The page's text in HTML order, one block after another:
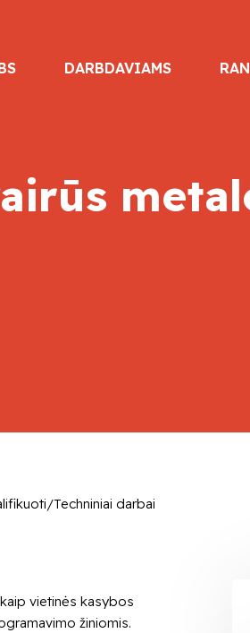
DARBDAVIAMS
Techniniai darbai
vietinės kasybos
žiniomis.